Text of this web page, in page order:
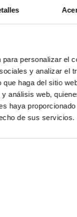
personalizar el
y analizar el
haga del sitio
análisis web,
haya
de sus servicios.
tribute
(ISP) en el
en el
foral
web/